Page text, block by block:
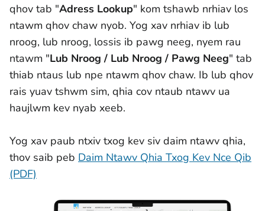
qhov tab "Adress Lookup" kom tshawb nrhiav los
ntawm qhov chaw nyob. Yog xav nrhiav ib lub
nroog, lub nroog, lossis ib pawg neeg, nyem rau
ntawm "Lub Nroog / Lub Nroog / Pawg Neeg" tab
thiab ntaus lub npe ntawm qhov chaw. Ib lub qhov
rais yuav tshwm sim, qhia cov ntaub ntawv ua
haujlwm kev nyab xeeb.
Yog xav paub ntxiv txog kev siv daim ntawv qhia,
thov saib peb Daim Ntawv Qhia Txog Kev Nce Qib
(PDF)